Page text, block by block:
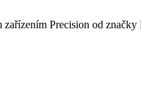
Precision od